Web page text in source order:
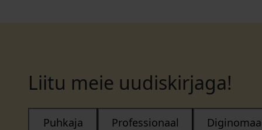
Liitu meie uudiskirjaga!
Puhkaja Professionaal